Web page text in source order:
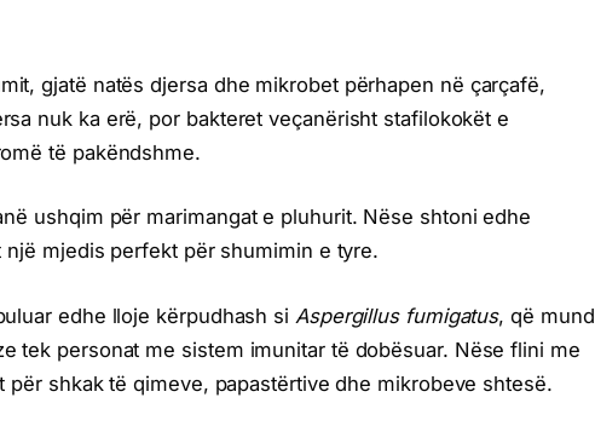
gjatë natës djersa dhe mikrobet përhapen në çarçafë,
nuk ka erë, por bakteret veçanërisht stafilokokët e
të pakëndshme.
ushqim për marimangat e pluhurit. Nëse shtoni edhe
mjedis perfekt për shumimin e tyre.
edhe lloje kërpudhash si Aspergillus fumigatus, që mund
tek personat me sistem imunitar të dobësuar. Nëse flini me
për shkak të qimeve, papastërtive dhe mikrobeve shtesë.